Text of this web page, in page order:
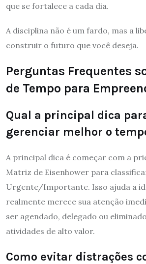
que se fortalece a cada dia.
A disciplina não é um fardo, mas a
construir o futuro que você deseja.
Perguntas Frequentes
de Tempo para
Qual a principal dica
gerenciar melhor o
A principal dica é começar com a
Matriz de Eisenhower para
Urgente/Importante. Isso ajuda a
realmente merece sua atenção
ser agendado, delegado ou
atividades de alto valor.
Como evitar distrações